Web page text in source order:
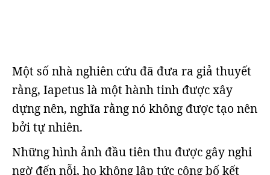
Một số nhà nghiên cứu đã đưa ra giả thuyết
rằng, Iapetus là một hành tinh được xây
dựng nên, nghĩa rằng nó không được tạo nên
bởi tự nhiên.
Những hình ảnh đầu tiên thu được gây nghi
ngờ đến nỗi, họ không lập tức công bố kết